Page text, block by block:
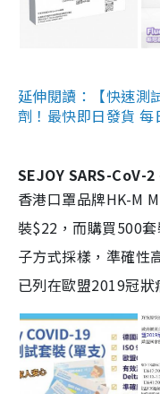
延伸閱讀：【快速測
劑！最快即日發貨
SEJOY SARS-CoV-
香港口罩品牌HK-M
裝$22，而購買500
子方式採樣，準確性
已列在歐盟2019冠狀